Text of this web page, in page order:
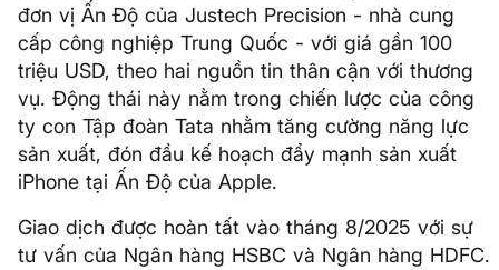
đơn vị Ấn Độ của Justech Precision - nhà cung
cấp công nghiệp Trung Quốc - với giá gần 100
triệu USD, theo hai nguồn tin thân cận với thương
vụ. Động thái này nằm trong chiến lược của công
ty con Tập đoàn Tata nhằm tăng cường năng lực
sản xuất, đón đầu kế hoạch đẩy mạnh sản xuất
iPhone tại Ấn Độ của Apple.
Giao dịch được hoàn tất vào tháng 8/2025 với sự
tư vấn của Ngân hàng HSBC và Ngân hàng HDFC.